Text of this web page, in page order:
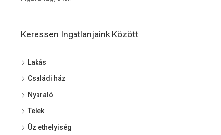
Keressen Ingatlanjaink Között
Lakás
Családi ház
Nyaraló
Telek
Üzlethelyiség